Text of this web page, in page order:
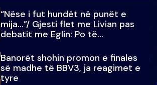
“Nëse i fut hundët në punët e
mija…”/ Gjesti flet me Livian pas
debatit me Eglin: Po të
Banorët shohin promon e finales
së madhe të BBV3, ja reagimet e
tyre